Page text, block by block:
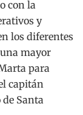
con la
y
los diferentes
mayor
para
capitán
Santa